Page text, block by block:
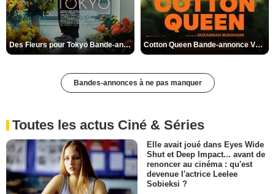
Des Fleurs pour Tokyo Bande-annonce VO STFR Cotton Queen Bande-annonce VO STFR
Bandes-annonces à ne pas manquer
Toutes les actus Ciné & Séries
Elle avait joué dans Eyes Wide
Shut et Deep Impact... avant de
renoncer au cinéma : qu'est
devenue l'actrice Leelee
Sobieksi ?